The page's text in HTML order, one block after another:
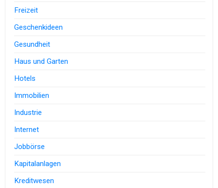
Freizeit
Geschenkideen
Gesundheit
Haus und Garten
Hotels
Immobilien
Industrie
Internet
Jobbörse
Kapitalanlagen
Kreditwesen